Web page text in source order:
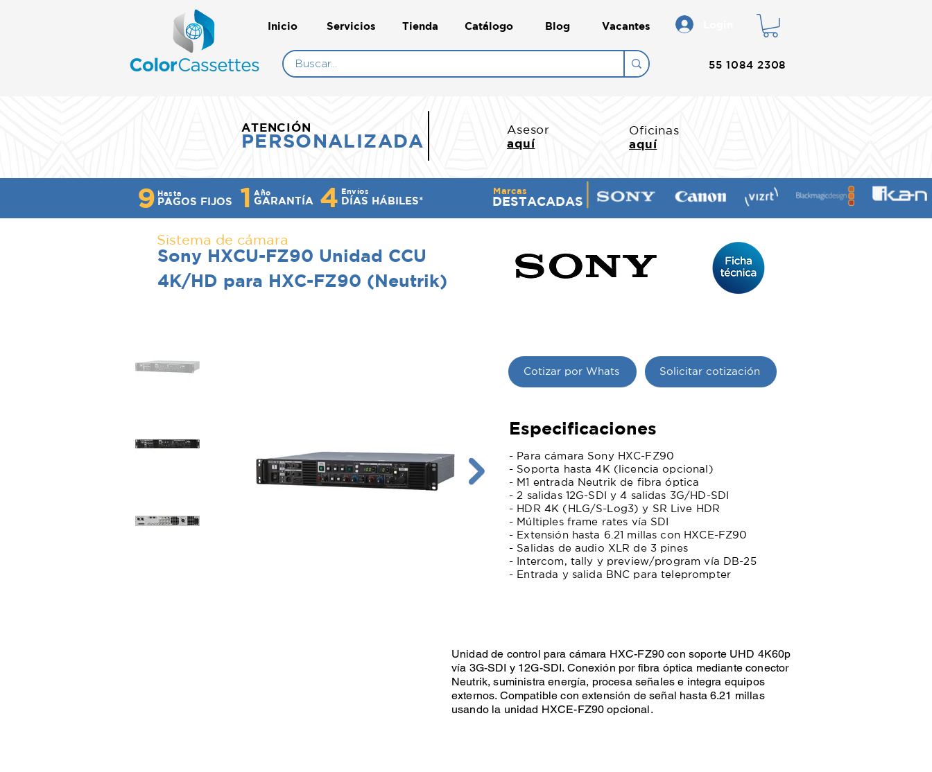
Inicio Servicios Tienda Catálogo Blog Vacantes
55 1084 2308
ATENCIÓN
PERSONALIZADA
Asesor
aquí
Oficinas
aquí
9 PAGOS FIJOS
Hasta 1 GARANTÍA
Año 4 DÍ​AS HÁBILES*
Envíos
DESTACADAS
Marcas
Sony HXCU-FZ90 Unidad CCU
4K/HD para HXC-FZ90 (Neutrik)
Sistema de cámara
Cotizar por Whats Solicitar cotización
Especificaciones
- Para cámara Sony HXC-FZ90
- Soporta hasta 4K (licencia opcional)
- M1 entrada Neutrik de fibra óptica
- 2 salidas 12G-SDI y 4 salidas 3G/HD-SDI
- HDR 4K (HLG/S-Log3) y SR Live HDR
- Múltiples frame rates vía SDI
- Extensión hasta 6.21 millas con HXCE-FZ90
- Salidas de audio XLR de 3 pines
- Intercom, tally y preview/program vía DB-25
- Entrada y salida BNC para teleprompter
Unidad de control para cámara HXC-FZ90 con soporte UHD 4K60p
vía 3G-SDI y 12G-SDI. Conexión por fibra óptica mediante conector
Neutrik, suministra energía, procesa señales e integra equipos
externos. Compatible con extensión de señal hasta 6.21 millas
usando la unidad HXCE-FZ90 opcional.